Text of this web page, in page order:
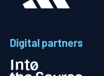
Digital partners